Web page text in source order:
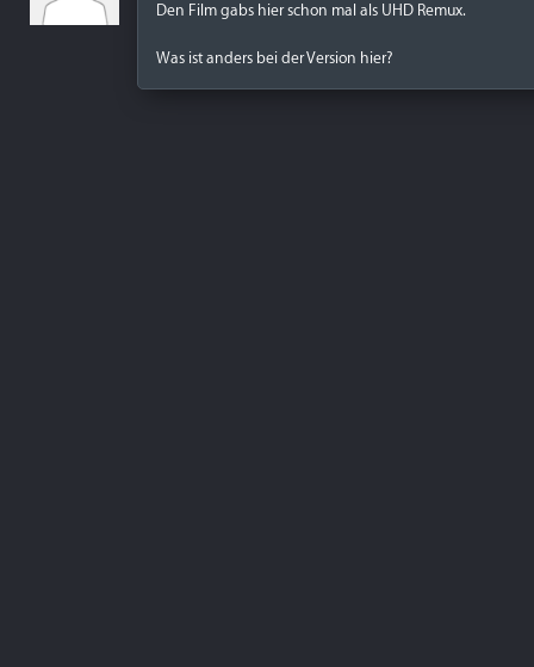
Den Film gabs hier schon mal als UHD Remux.
Was ist anders bei der Version hier?